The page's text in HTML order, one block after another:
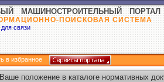
МАШИНОСТРОИТЕЛЬНЫЙ ПОРТАЛ
ПОИСКОВАЯ СИСТЕМА
связи
в избранное
Ваше положение в каталоге нормативных